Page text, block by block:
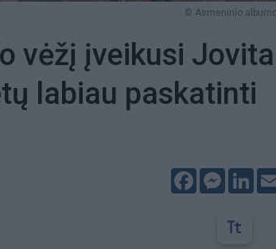
© Asmeninio
vėžį įveikusi
labiau paskatinti
Facebook